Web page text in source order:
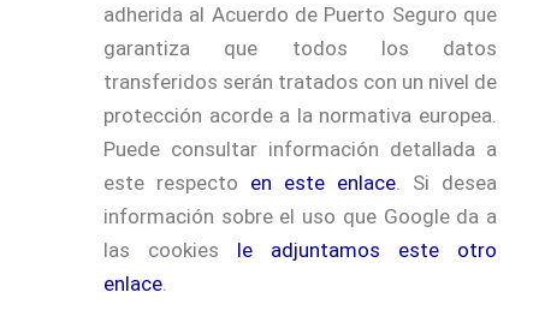
adherida al Acuerdo de Puerto Seguro que
garantiza que todos los datos
transferidos serán tratados con un nivel de
protección acorde a la normativa europea.
Puede consultar información detallada a
este respecto en este enlace . Si desea
información sobre el uso que Google da a
las cookies le adjuntamos este otro
enlace